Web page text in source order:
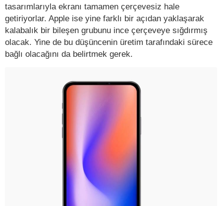
tasarımlarıyla ekranı tamamen çerçevesiz hale
getiriyorlar. Apple ise yine farklı bir açıdan yaklaşarak
kalabalık bir bileşen grubunu ince çerçeveye sığdırmış
olacak. Yine de bu düşüncenin üretim tarafındaki sürece
bağlı olacağını da belirtmek gerek.